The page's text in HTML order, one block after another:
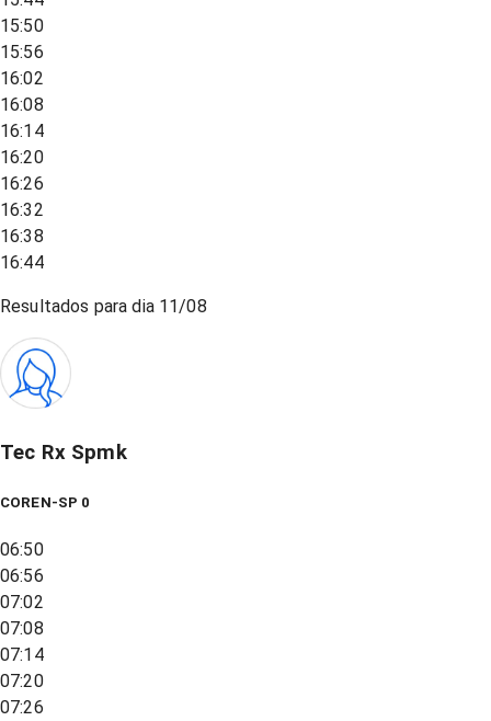
15:50
15:56
16:02
16:08
16:14
16:20
16:26
16:32
16:38
16:44
Resultados para dia 11/08
Tec Rx Spmk
COREN-SP 0
06:50
06:56
07:02
07:08
07:14
07:20
07:26